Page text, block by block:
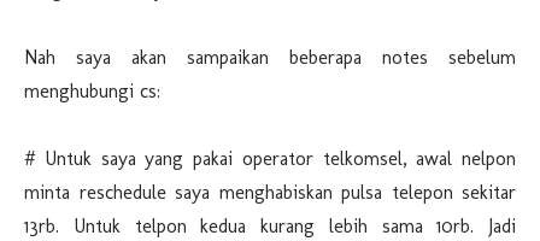
Nah saya akan sampaikan beberapa notes sebelum
menghubungi cs:
# Untuk saya yang pakai operator telkomsel, awal nelpon
minta reschedule saya menghabiskan pulsa telepon sekitar
13rb. Untuk telpon kedua kurang lebih sama 10rb. Jadi